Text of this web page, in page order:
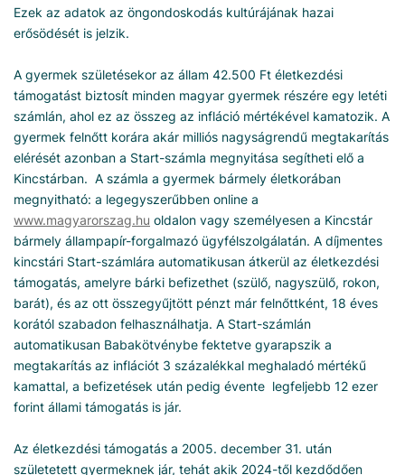
Ezek az adatok az öngondoskodás kultúrájának hazai
erősödését is jelzik.
A gyermek születésekor az állam 42.500 Ft életkezdési
támogatást biztosít minden magyar gyermek részére egy letéti
számlán, ahol ez az összeg az infláció mértékével kamatozik. A
gyermek felnőtt korára akár milliós nagyságrendű megtakarítás
elérését azonban a Start-számla megnyitása segítheti elő a
Kincstárban. A számla a gyermek bármely életkorában
megnyitható: a legegyszerűbben online a
www.magyarorszag.hu oldalon vagy személyesen a Kincstár
bármely állampapír-forgalmazó ügyfélszolgálatán. A díjmentes
kincstári Start-számlára automatikusan átkerül az életkezdési
támogatás, amelyre bárki befizethet (szülő, nagyszülő, rokon,
barát), és az ott összegyűjtött pénzt már felnőttként, 18 éves
korától szabadon felhasználhatja. A Start-számlán
automatikusan Babakötvénybe fektetve gyarapszik a
megtakarítás az inflációt 3 százalékkal meghaladó mértékű
kamattal, a befizetések után pedig évente legfeljebb 12 ezer
forint állami támogatás is jár.
Az életkezdési támogatás a 2005. december 31. után
születetett gyermeknek jár, tehát akik 2024-től kezdődően